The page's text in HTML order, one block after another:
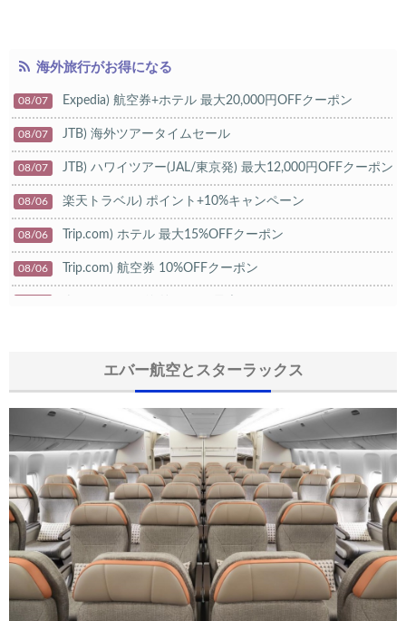
海外旅行がお得になる
08/07 Expedia) 航空券+ホテル 最大20,000円OFFクーポン
08/07 JTB) 海外ツアータイムセール
08/07 JTB) ハワイツアー(JAL/東京発) 最大12,000円OFFクーポン
08/06 楽天トラベル) ポイント+10%キャンペーン
08/06 Trip.com) ホテル 最大15%OFFクーポン
08/06 Trip.com) 航空券 10%OFFクーポン
HIS) 航空券/航空券+ホテル 最大30,000円CB
08/01 Trip.com) 海外ホテル2%OFFクーポン TRIP1
エアトリ) 海外航空券(60日前) 1,000円OFFクーポン
08/01 Trip.com) 海外航空券1%OFFクーポン TRIP2
07/27 Trip.com) タイ旅行 最大50%OFFセール
07/30 Trip.com) ホテル 1,500円OFFクーポン
07/30 楽天トラベル) 海外ツアー 最大10,000円OFFクーポン
エバー航空とスターラックス